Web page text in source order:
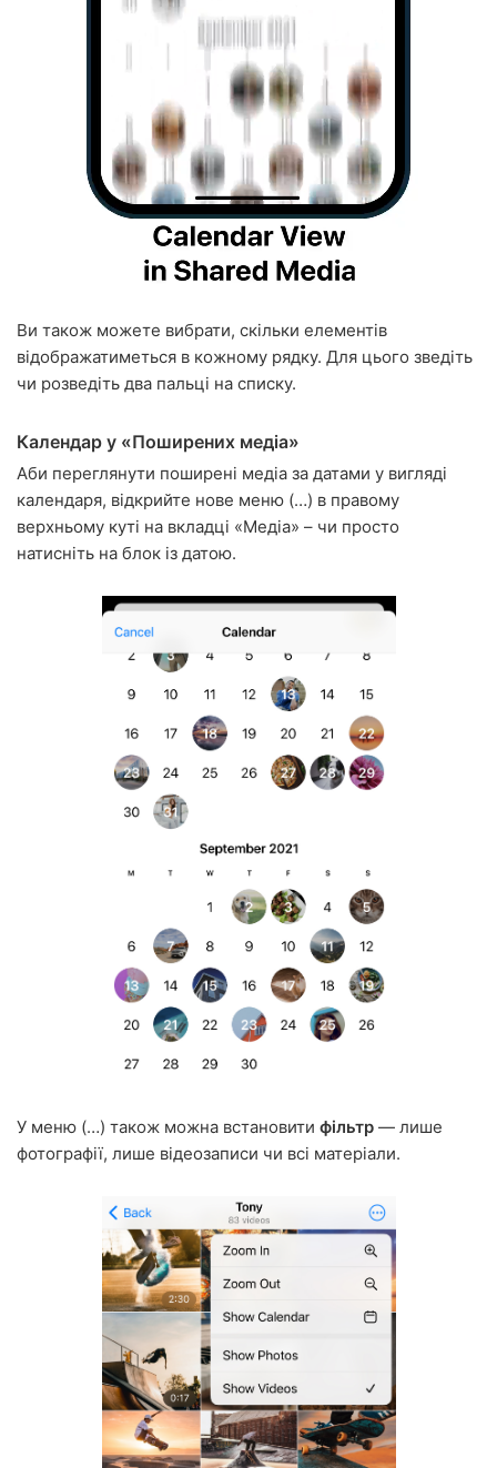
Ви також можете вибрати, скільки елементів
відображатиметься в кожному рядку. Для цього зведіть
чи розведіть два пальці на списку.
Календар у «Поширених медіа»
Аби переглянути поширені медіа за датами у вигляді
календаря, відкрийте нове меню (…) в правому
верхньому куті на вкладці «Медіа» – чи просто
натисніть на блок із датою.
У меню (…) також можна встановити фільтр — лише
фотографії, лише відеозаписи чи всі матеріали.